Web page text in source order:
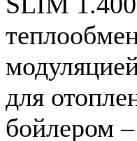
для
бойлером